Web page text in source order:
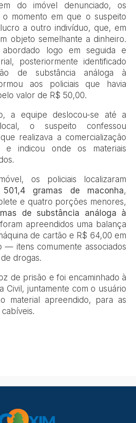
do imóvel denunciado, os
o momento em que o suspeito
a outro indivíduo, que, em
objeto semelhante a dinheiro.
logo em seguida e
posteriormente identificado
de substância análoga à
aos policiais que havia
valor de R$ 50,00.
a equipe deslocou-se até a
o suspeito confessou
realizava a comercialização
e indicou onde os materiais
os policiais localizaram
501,4 gramas de maconha,
e quatro porções menores,
de substância análoga à
apreendidos uma balança
de cartão e R$ 64,00 em
— itens comumente associados
drogas.
de prisão e foi encaminhado à
Civil, juntamente com o usuário
material apreendido, para as